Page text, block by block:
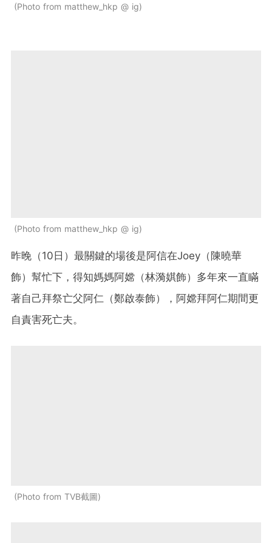
Photo from matthew_hkp @ ig
Photo from matthew_hkp @ ig
昨晚（10日）最關鍵的場後是阿信在Joey（陳曉華
飾）幫忙下，得知媽媽阿嫦（林漪娸飾）多年來一直瞞
著自己拜祭亡父阿仁（鄭啟泰飾），阿嫦拜阿仁期間更
自責害死亡夫。
Photo from TVB截圖